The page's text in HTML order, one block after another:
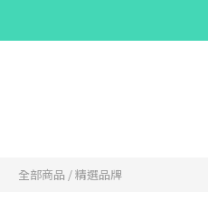
全部商品 /精選品牌